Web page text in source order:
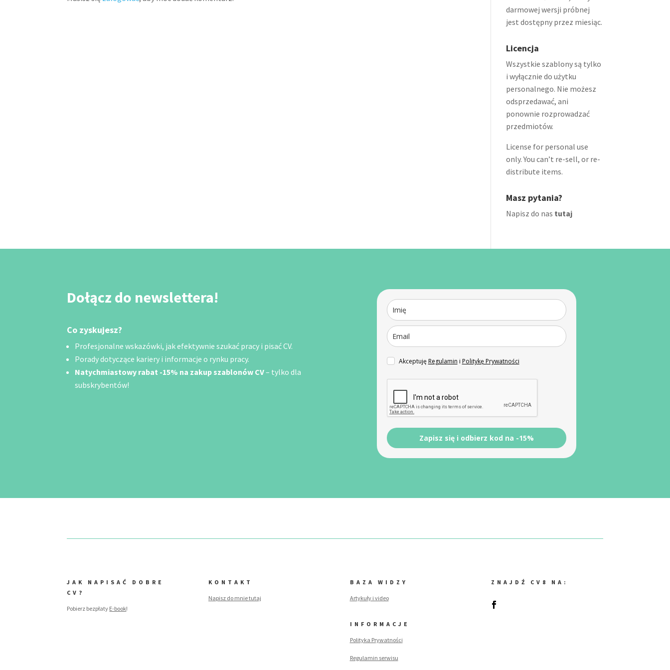
darmowej wersji próbnej
jest dostępny przez miesiąc.
Licencja
Wszystkie szablony są tylko
i wyłącznie do użytku
personalnego. Nie możesz
odsprzedawać, ani
ponownie rozprowadzać
przedmiotów.
License for personal use
only. You can’t re-sell, or re-
distribute items.
Masz pytania?
Napisz do nas tutaj
Dołącz do newslettera!
Co zyskujesz?
Profesjonalne wskazówki, jak efektywnie szukać pracy i pisać CV.
Porady dotyczące kariery i informacje o rynku pracy.
Natychmiastowy rabat -15% na zakup szablonów CV– tylko dla
subskrybentów!
AkceptujęRegulamin i Politykę Prywatności
Zapisz się i odbierz kod na -15%
JAK NAPISAĆ DOBRE
CV?
Pobierz bezpłaty E-book!
KONTAKT
Napisz do mnie tutaj
BAZA WIDZY
Artykuły i video
INFORMACJE
Polityka Prywatności
Regulamin serwisu
ZNAJDŹ CV8 NA: